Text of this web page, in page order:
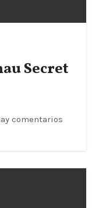
Secret
comentarios